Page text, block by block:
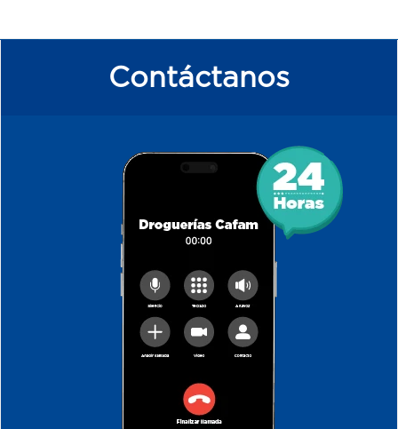
Contáctanos